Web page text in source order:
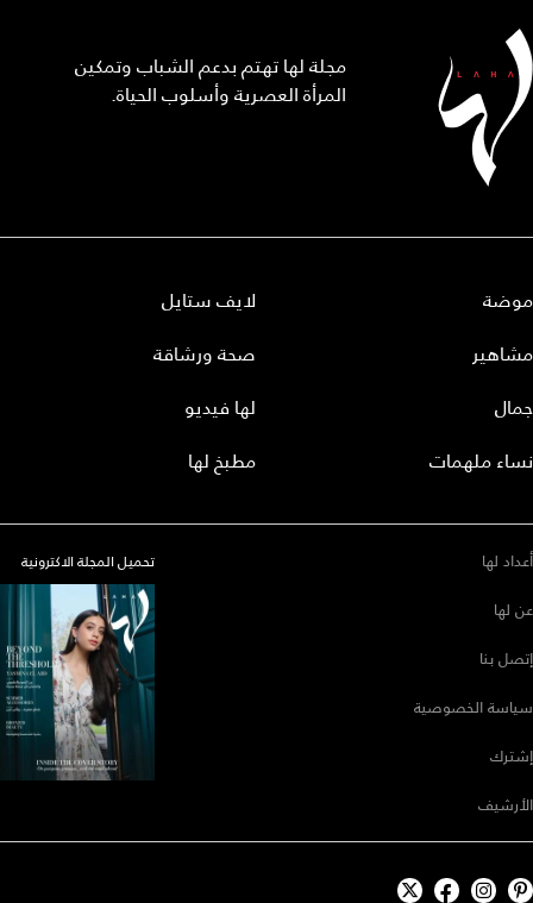
مجلة لها تهتم بدعم الشباب وتمكين
المرأة العصرية وأسلوب الحياة.
موضة
مشاهير
جمال
نساء ملهمات
لايف ستايل
صحة ورشاقة
لها فيديو
مطبخ لها
أعداد لها
عن لها
إتصل بنا
سياسة الخصوصية
إشترك
الأرشيف
تحميل المجلة الاكترونية